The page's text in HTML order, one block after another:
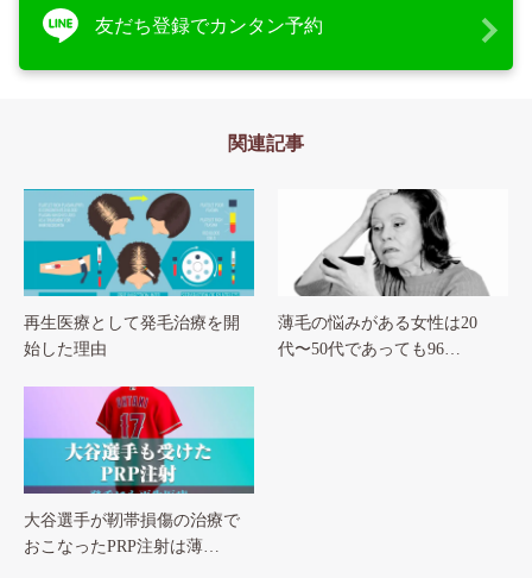
友だち登録でカンタン予約
関連記事
再生医療として発毛治療を開
始した理由
薄毛の悩みがある女性は20
代〜50代であっても96…
大谷選手が靭帯損傷の治療で
おこなったPRP注射は薄…